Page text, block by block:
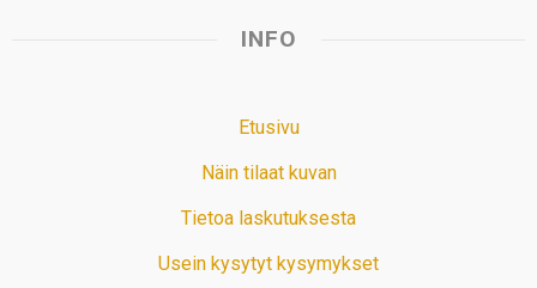
INFO
Etusivu
Näin tilaat kuvan
Tietoa laskutuksesta
Usein kysytyt kysymykset